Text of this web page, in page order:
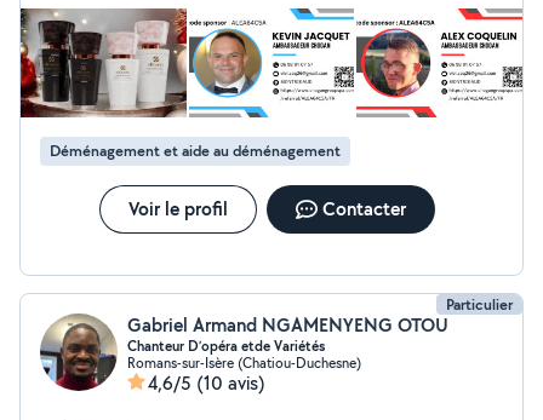
Déménagement & manutention ️Bricolage : montage
meubles, Ménage & préparation de plats Garde
d'enfants & d'animaux Location piscine Vente de
parfums : équivalents de grandes marques. Liste
disponible sur demande. Réponse rapide, travail sérieux
N'hésitez pas à me contacter !
Déménagement et aide au déménagement
Voir le profil Contacter
Particulier
Gabriel Armand NGAMENYENG OTOU
Chanteur D’opéra etde Variétés
Romans-sur-Isère (Chatiou-Duchesne)
4,6/5 (10 avis)